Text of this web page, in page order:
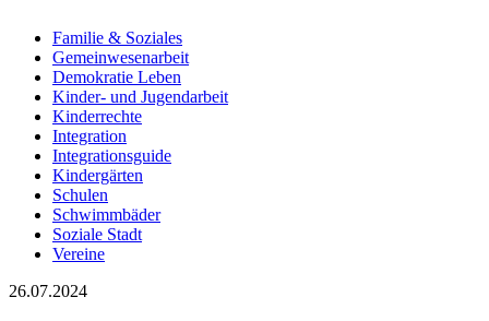
Familie & Soziales
Gemeinwesenarbeit
Demokratie Leben
Kinder- und Jugendarbeit
Kinderrechte
Integration
Integrationsguide
Kindergärten
Schulen
Schwimmbäder
Soziale Stadt
Vereine
26.07.2024